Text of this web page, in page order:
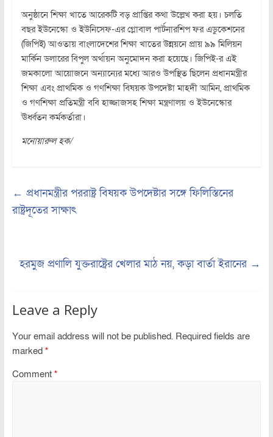
অনুষ্ঠানে শিক্ষা খাতে আরেকটি বড় প্রাপ্তির কথা উল্লেখ করা হয়। চলতি
বছর ইউনেস্কো ও ইউনিসেফ-এর গ্লোবাল পার্টনারশিপ ফর এডুকেশনের
(জিপিই) আওতায় বাংলাদেশের শিক্ষা খাতের উন্নয়নে প্রায় ৯৯ মিলিয়ন
মার্কিন ডলারের বিপুল অর্থায়ন অনুমোদন করা হয়েছে। জিপিই-র এই
জমকালো আয়োজনে অন্যান্যের মধ্যে আরও উপস্থিত ছিলেন প্রধানমন্ত্রীর
শিক্ষা এবং প্রাথমিক ও গণশিক্ষা বিষয়ক উপদেষ্টা মাহদী আমিন, প্রাথমিক
ও গণশিক্ষা প্রতিমন্ত্রী ববি হাজ্জাজসহ শিক্ষা মন্ত্রণালয় ও ইউনেস্কোর
ঊর্ধ্বতন কর্মকর্তারা।
মনোয়ারুল হক/
← প্রধানমন্ত্রীর পররাষ্ট্র বিষয়ক উপদেষ্টার সঙ্গে ফিলিস্তিনের
রাষ্ট্রদূতের সাক্ষাৎ
হরমুজ প্রণালি যুক্তরাষ্ট্রের খেলার মাঠ নয়, কড়া বার্তা ইরানের →
Leave a Reply
Your email address will not be published. Required fields are
marked *
Comment *